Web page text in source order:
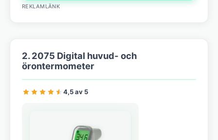
REKLAMLÄNK
2. 2075 Digital huvud- och
örontermometer
4,5 av 5